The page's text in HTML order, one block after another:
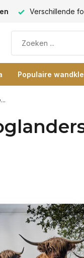
Verschillende
Populaire